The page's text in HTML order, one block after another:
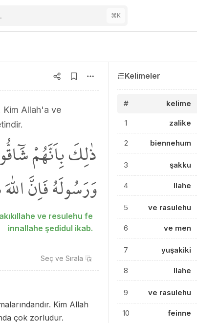
⌘K
Kim Allah'a ve
ذٰلِكَ بِاَنَّهُمْ
وَرَسُولَهُ فَاِنَّ
ve resulehu fe
innallahe şedidul ikab.
Seç ve Sırala
Kim Allah
çok zorludur.
Kelimeler
# kelime
1 zalike
2 biennehum
3 şakku
4 llahe
5 ve rasulehu
6 ve men
7 yuşakiki
8 llahe
9 ve rasulehu
10 feinne